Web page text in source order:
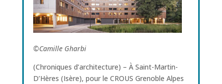
©Camille Gharbi
(Chroniques d’architecture) – À Saint-Martin-
D’Hères (Isère), pour le CROUS Grenoble Alpes